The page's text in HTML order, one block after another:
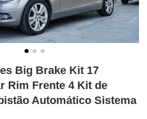
Big Brake Kit 17
Rim Frente 4 Kit de
Automático Sistema